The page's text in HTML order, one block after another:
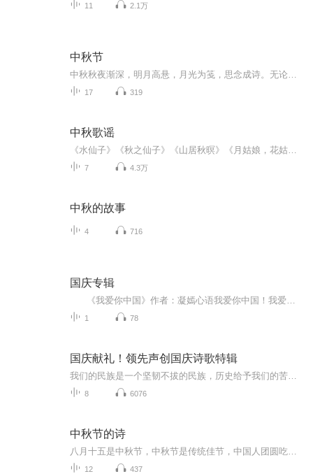
11 2.1万
中秋节
17 319
中秋歌谣
7 4.3万
中秋的故事
4 716
国庆专辑
1 78
国庆献礼！领先声创国庆诗歌特辑
8 6076
中秋节的诗
12 437